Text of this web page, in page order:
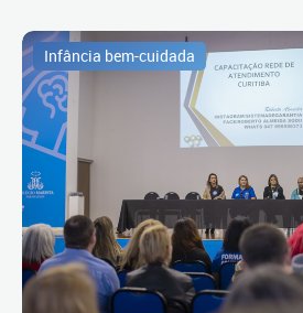
Infância bem-cuidada